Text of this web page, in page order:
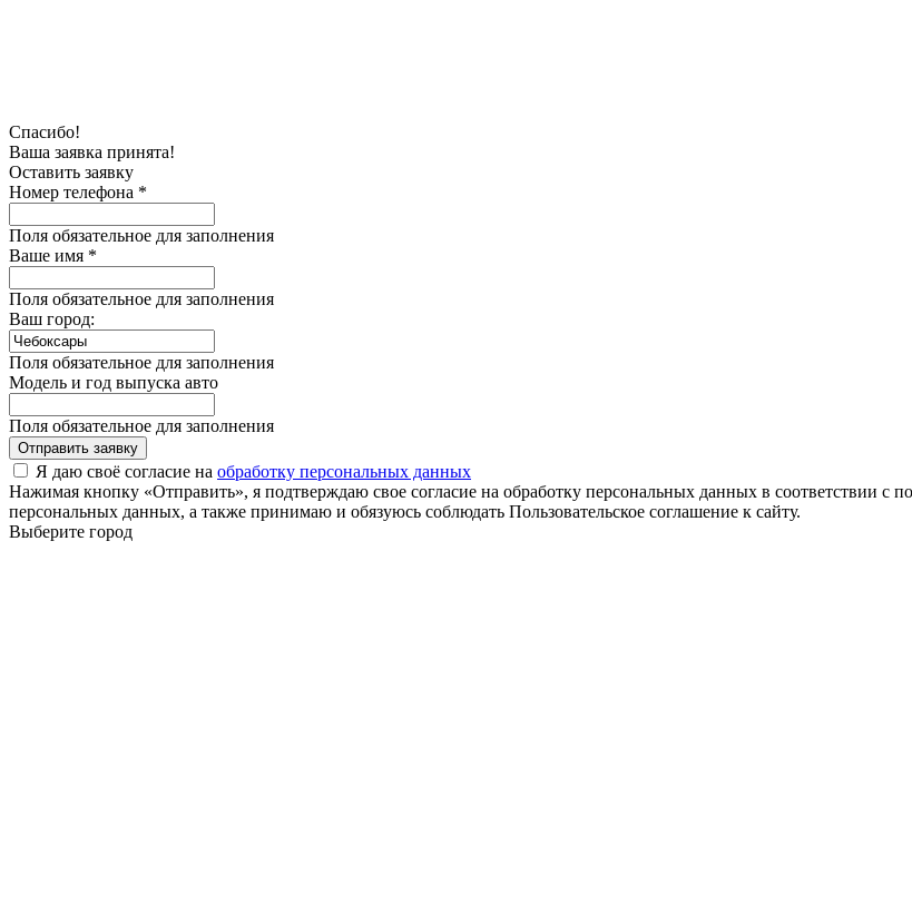
Спасибо!
Ваша заявка принята!
Оставить заявку
Номер телефона *
Поля обязательное для заполнения
Ваше имя *
Поля обязательное для заполнения
Ваш город:
Поля обязательное для заполнения
Модель и год выпуска авто
Поля обязательное для заполнения
Отправить заявку
Я даю своё согласие на обработку персональных данных
Нажимая кнопку «Отправить», я подтверждаю свое согласие на обработку персональных данных в соответствии
персональных данных, а также принимаю и обязуюсь соблюдать Пользовательское соглашение к сайту.
Выберите город